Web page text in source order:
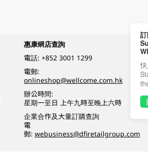
惠康網店查詢
電話: +852 3001 1299
電郵:
onlineshop@wellcome.com.hk
辦公時間:
星期一至日 上午九時至晚上六時
企業合作及大量訂購查詢
電
郵: webusiness@dfiretailgroup.com